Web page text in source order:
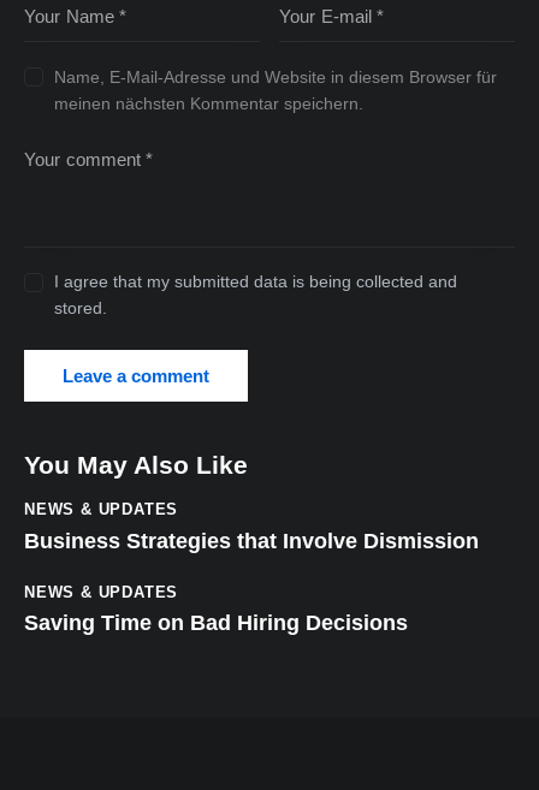
Name, E-Mail-Adresse und Website in diesem Browser für
meinen nächsten Kommentar speichern.
I agree that my submitted data is being collected and
stored.
You May Also Like
NEWS & UPDATES
Business Strategies that Involve Dismission
NEWS & UPDATES
Saving Time on Bad Hiring Decisions